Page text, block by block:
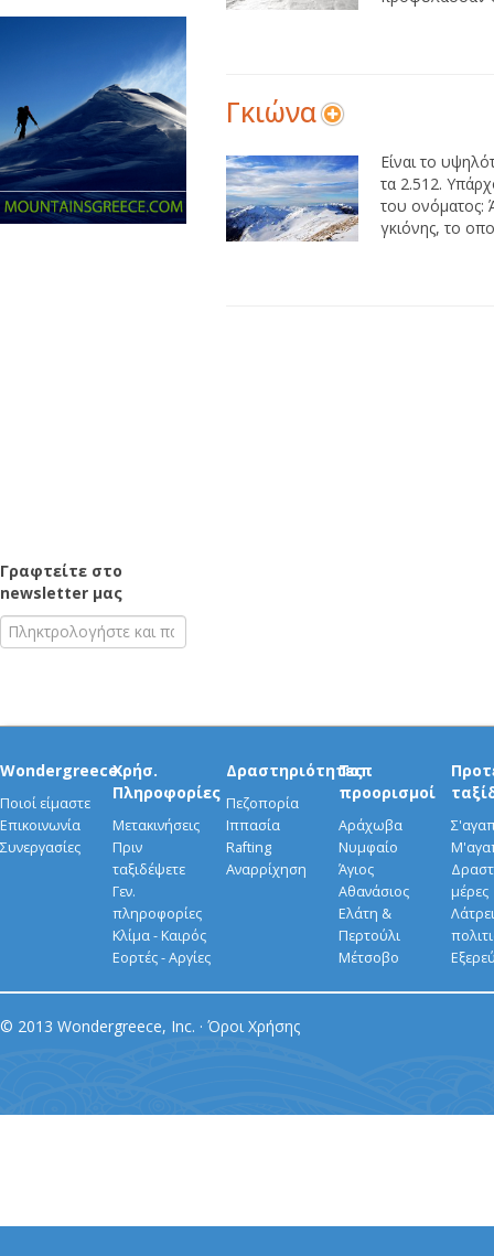
Γραφτείτε στο
newsletter μας
Γκιώνα
Είναι το
τα 2.512.
του ονόματος:
γκιόνης, το
Wondergreece
Ποιοί είμαστε
Επικοινωνία
Συνεργασίες
Χρήσ.
Πληροφορίες
Μετακινήσεις
Πριν
ταξιδέψετε
Γεν.
πληροφορίες
Κλίμα - Καιρός
Εορτές - Αργίες
Δραστηριότητες
Πεζοπορία
Ιππασία
Rafting
Αναρρίχηση
Τοπ
προορισμοί
Αράχωβα
Νυμφαίο
Άγιος
Αθανάσιος
Ελάτη &
Περτούλι
Μέτσοβο
μέρες
© 2013 Wondergreece, Inc. · Όροι Χρήσης